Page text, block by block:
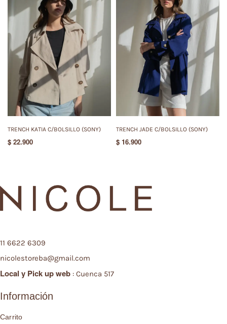
TRENCH KATIA C/BOLSILLO (SONY)
$ 22.900
TRENCH JADE C/BOLSILLO (SONY)
$ 16.900
11 6622 6309
nicolestoreba@gmail.com
Local y Pick up web : Cuenca 517
Información
Carrito